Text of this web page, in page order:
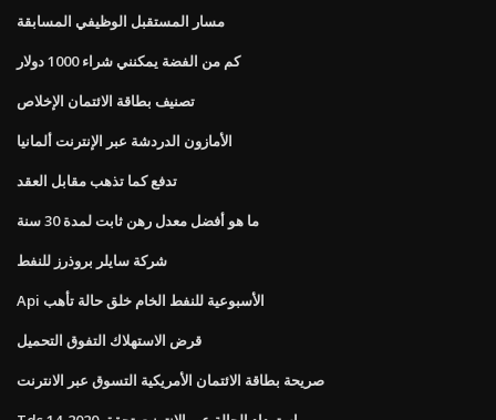
مسار المستقبل الوظيفي المسابقة
كم من الفضة يمكنني شراء 1000 دولار
تصنيف بطاقة الائتمان الإخلاص
الأمازون الدردشة عبر الإنترنت ألمانيا
تدفع كما تذهب مقابل العقد
ما هو أفضل معدل رهن ثابت لمدة 30 سنة
شركة سايلر بروذرز للنفط
Api الأسبوعية للنفط الخام خلق حالة تأهب
قرض الاستهلاك التفوق التحميل
صريحة بطاقة الائتمان الأمريكية التسوق عبر الانترنت